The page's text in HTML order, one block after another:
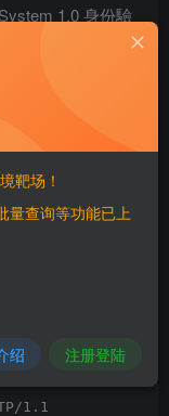
1.0 身份驗
php/
1.1
靶场！
量查询等功能已上
绍 注册登陆